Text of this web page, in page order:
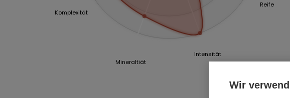
Reife
Intensität
Mineraltiät
Komplexität
Wir